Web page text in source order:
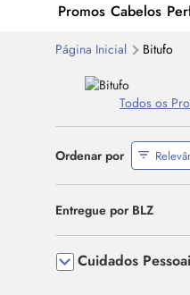
Promos Cabelos
Página Inicial Bitufo
Todos os
Ordenar por
Entregue por BLZ
Cuidados